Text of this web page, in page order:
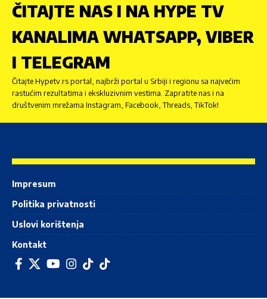
ČITAJTE NAS I NA HYPE TV
KANALIMA WHATSAPP, VIBER
I TELEGRAM
Čitajte Hypetv.rs portal, najbrži portal u Srbiji i regionu sa najvećim
rastućim rezultatima i ekskluzivnim vestima. Zapratite nas i na
društvenim mrežama Instagram, Facebook, Threads, TikTok!
Impresum
Politika privatnosti
Uslovi korištenja
Kontakt